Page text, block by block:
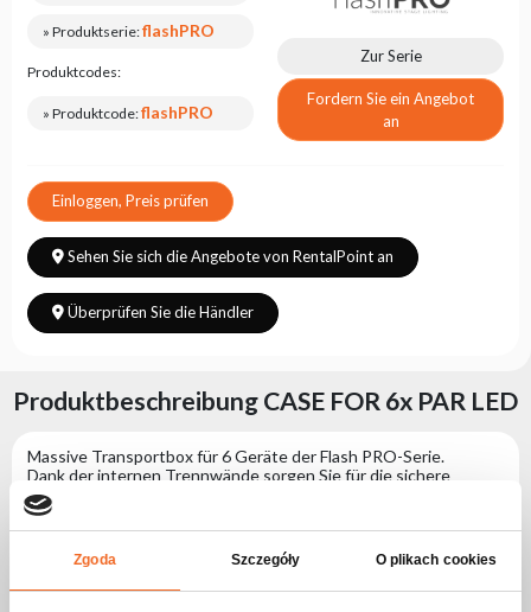
Zgoda Szczegóły O plikach cookies
nach dem
Wählen
Serie
» Produktserie:flashPRO
Produktcodes:
» Produktcode:flashPRO
Zur Serie
Fordern Sie ein Angebot
an
Einloggen, Preis prüfen
Sehen Sie sich die Angebote von RentalPoint an
Überprüfen Sie die Händler
Produktbeschreibung CASE FOR 6x PAR LED
Massive Transportbox für 6 Geräte der Flash PRO-Serie.
Dank der internen Trennwände sorgen Sie für die sichere
Aufbewahrung und den sicheren Transport von zwölf Geräten
sowie Kabeln und Zubehör.
Der Kasten ist mit Aluminiumprofilen verstärkt und verfügt an
den Kanten über Kugelecken, die den Aufbau zusätzlich sichern
und die Umgebung schützen, indem scharfe Kanten vermieden
werden.